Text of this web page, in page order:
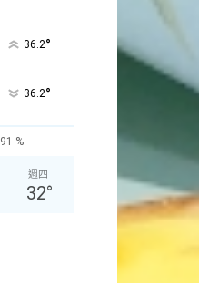
36.2°
36.2°
91 %
週四
32°